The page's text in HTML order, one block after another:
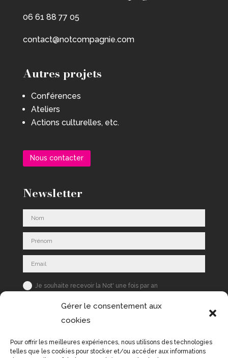
Gérer le consentement aux
cookies
Pour offrir les meilleures expériences, nous utilisons des technologies
telles que les cookies pour stocker et/ou accéder aux informations
06 61 88 77 05
contact@notcompagnie.com
Autres projets
Conférences
Ateliers
Actions culturelles, etc.
Nous contacter
Newsletter
Je souhaite recevoir la Not' une fois par an